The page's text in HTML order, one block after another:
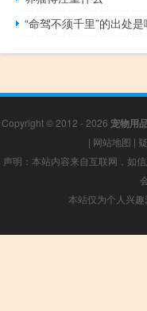
“命驾不须千里”的出处是
Copyright © 2012 - 2026 宠物用
| 网站地图 |
声明：本站内容来自互联网，如
本站仅为个人兴